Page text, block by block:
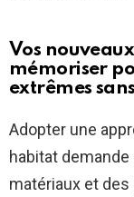
Vos
mémoriser
extrêmes
Adopter une
habitat
matériaux et